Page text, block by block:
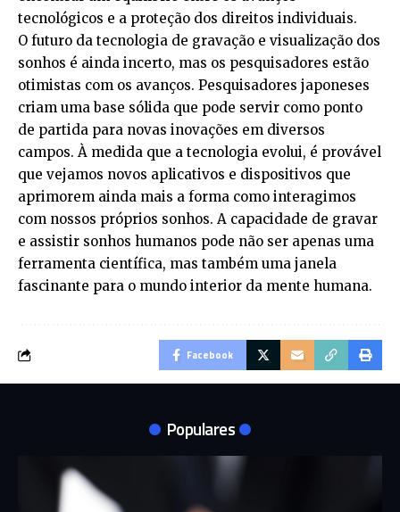
tecnológicos e a proteção dos direitos individuais.
O futuro da tecnologia de gravação e visualização dos
sonhos é ainda incerto, mas os pesquisadores estão
otimistas com os avanços. Pesquisadores japoneses
criam uma base sólida que pode servir como ponto
de partida para novas inovações em diversos
campos. À medida que a tecnologia evolui, é provável
que vejamos novos aplicativos e dispositivos que
aprimorem ainda mais a forma como interagimos
com nossos próprios sonhos. A capacidade de gravar
e assistir sonhos humanos pode não ser apenas uma
ferramenta científica, mas também uma janela
fascinante para o mundo interior da mente humana.
Facebook
Populares